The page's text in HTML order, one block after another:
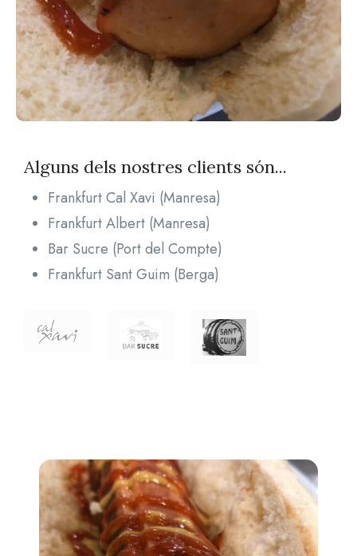
Alguns dels nostres clients són...
Frankfurt Cal Xavi (Manresa)
Frankfurt Albert (Manresa)
Bar Sucre (Port del Compte)
Frankfurt Sant Guim (Berga)